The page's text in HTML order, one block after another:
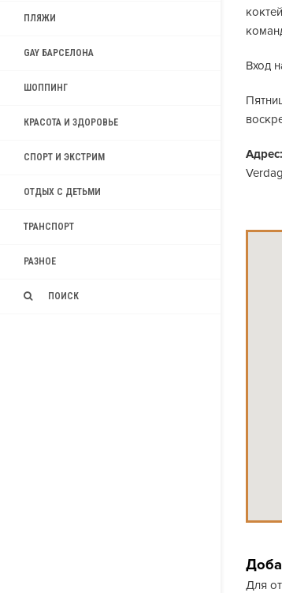
ПЛЯЖИ
GAY БАРСЕЛОНА
ШОППИНГ
КРАСОТА И ЗДОРОВЬЕ
СПОРТ И ЭКСТРИМ
ОТДЫХ С ДЕТЬМИ
ТРАНСПОРТ
РАЗНОЕ
ПОИСК
Вход
Адрес:
Для